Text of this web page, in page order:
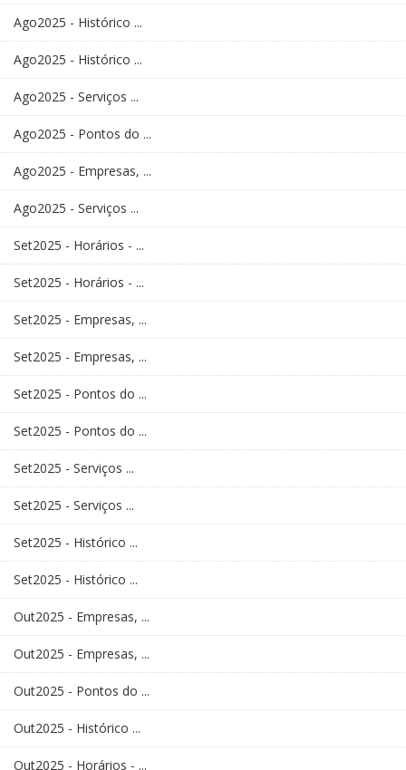
Ago2025 - Histórico ...
Ago2025 - Histórico ...
Ago2025 - Serviços ...
Ago2025 - Pontos do ...
Ago2025 - Empresas, ...
Ago2025 - Serviços ...
Set2025 - Horários - ...
Set2025 - Horários - ...
Set2025 - Empresas, ...
Set2025 - Empresas, ...
Set2025 - Pontos do ...
Set2025 - Pontos do ...
Set2025 - Serviços ...
Set2025 - Serviços ...
Set2025 - Histórico ...
Set2025 - Histórico ...
Out2025 - Empresas, ...
Out2025 - Empresas, ...
Out2025 - Pontos do ...
Out2025 - Histórico ...
Out2025 - Horários - ...